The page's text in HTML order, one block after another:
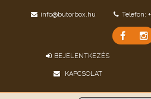
info@butorbox.hu Telefon:
BEJELENTKEZÉS
KAPCSOLAT